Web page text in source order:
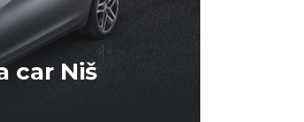
car Niš